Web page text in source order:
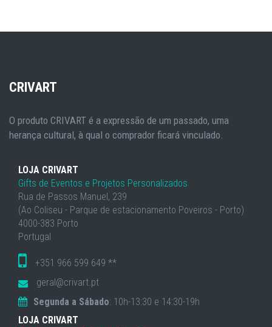
CRIVART
O produto CRIVART é a expressão de um passado, uma
herança cultural, à qual o comprador ficará vinculado.
LOJA CRIVART
Gifts de Eventos e Projetos Personalizados
Rua de Passos Manuel, 239
(Ao Coliseu - Parque de estacionamento Poveiros - Porto)
4000-383 Porto
Portugal
+351 966 599 649 **
geral@crivart.pt
Segunda a Sábado: 10h-13:30 e 14:30-19h
LOJA CRIVART